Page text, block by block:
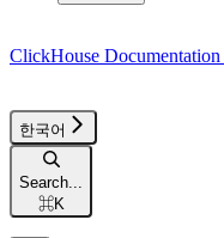
ClickHouse Documentation
한국어
Search...
⌘K